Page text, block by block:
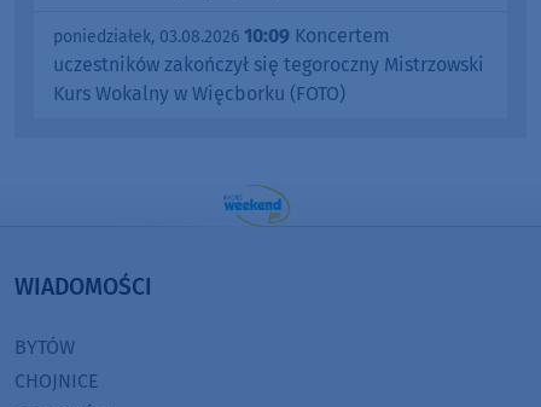
poniedziałek, 03.08.2026 10:09 Koncertem
uczestników zakończył się tegoroczny Mistrzowski
Kurs Wokalny w Więcborku (FOTO)
WIADOMOŚCI
BYTÓW
CHOJNICE